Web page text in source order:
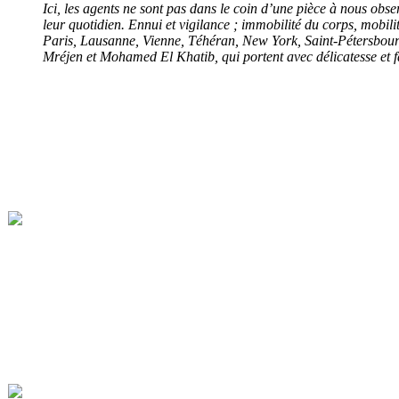
Ici, les agents ne sont pas dans le coin d’une pièce à nous
leur quotidien. Ennui et vigilance ; immobilité du corps,
Paris, Lausanne, Vienne, Téhéran, New York, Saint-
Mréjen et Mohamed El Khatib, qui portent avec délicatesse